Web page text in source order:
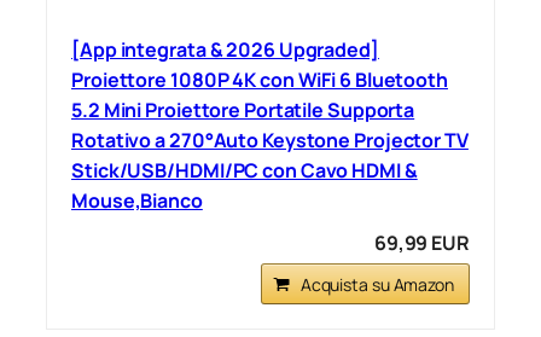
[App integrata & 2026 Upgraded]
Proiettore 1080P 4K con WiFi 6 Bluetooth
5.2 Mini Proiettore Portatile Supporta
Rotativo a 270°Auto Keystone Projector TV
Stick/USB/HDMI/PC con Cavo HDMI &
Mouse,Bianco
69,99 EUR
Acquista su Amazon